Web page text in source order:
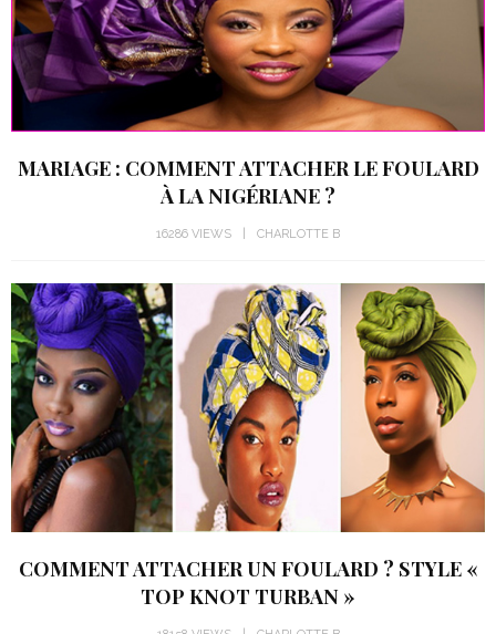
MARIAGE : COMMENT ATTACHER LE FOULARD
À LA NIGÉRIANE ?
16286 VIEWS CHARLOTTE B
COMMENT ATTACHER UN FOULARD ? STYLE «
TOP KNOT TURBAN »